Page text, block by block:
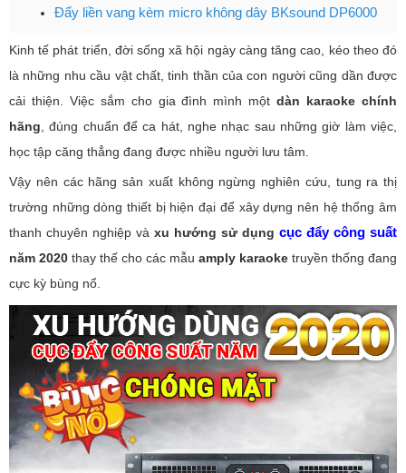
Đẩy liền vang kèm micro không dây BKsound DP6000
Kinh tế phát triển, đời sống xã hội ngày càng tăng cao, kéo theo đó
là những nhu cầu vật chất, tinh thần của con người cũng dần được
cải thiện. Việc sắm cho gia đình mình mộtdàn karaoke chính
hãng, đúng chuẩn để ca hát, nghe nhạc sau những giờ làm việc,
học tập căng thẳng đang được nhiều người lưu tâm.
Vậy nên các hãng sản xuất không ngừng nghiên cứu, tung ra thị
trường những dòng thiết bị hiện đại để xây dựng nên hệ thống âm
thanh chuyên nghiệp và xu hướng sử dụng cục đẩy công suất
năm 2020 thay thế cho các mẫu amply karaoke truyền thống đang
cực kỳ bùng nổ.